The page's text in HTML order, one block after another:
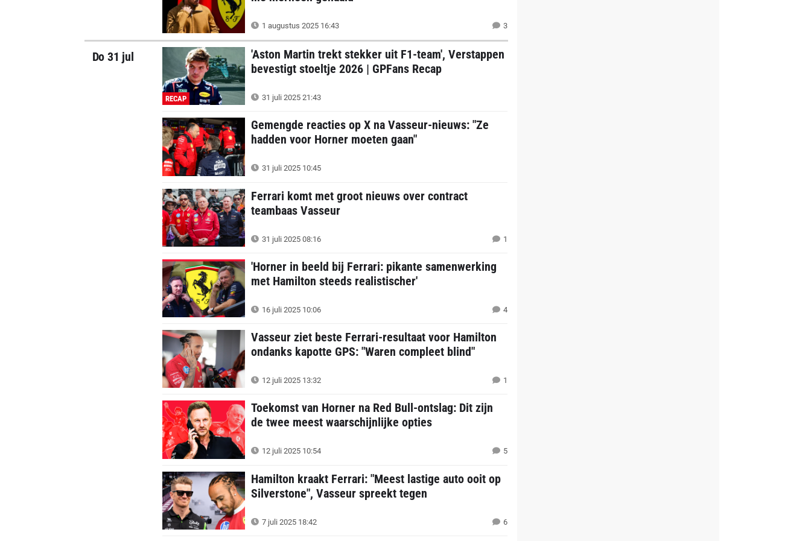
1 augustus 2025 16:43 3
Do 31 jul
RECAP
'Aston Martin trekt stekker uit F1-team', Verstappen
bevestigt stoeltje 2026 | GPFans Recap
31 juli 2025 21:43
Gemengde reacties op X na Vasseur-nieuws: "Ze
hadden voor Horner moeten gaan"
31 juli 2025 10:45
Ferrari komt met groot nieuws over contract
teambaas Vasseur
31 juli 2025 08:16 1
'Horner in beeld bij Ferrari: pikante samenwerking
met Hamilton steeds realistischer'
16 juli 2025 10:06 4
Vasseur ziet beste Ferrari-resultaat voor Hamilton
ondanks kapotte GPS: "Waren compleet blind"
12 juli 2025 13:32 1
Toekomst van Horner na Red Bull-ontslag: Dit zijn
de twee meest waarschijnlijke opties
12 juli 2025 10:54 5
Hamilton kraakt Ferrari: "Meest lastige auto ooit op
Silverstone", Vasseur spreekt tegen
7 juli 2025 18:42 6